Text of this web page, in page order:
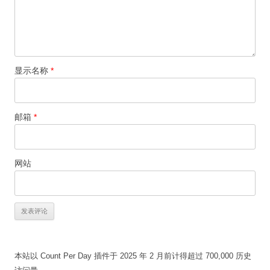
显示名称 *
邮箱 *
网站
本站以 Count Per Day 插件于 2025 年 2 月前计得超过 700,000 历史